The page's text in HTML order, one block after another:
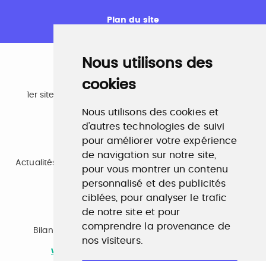
Nous utilisons des
cookies
Nous utilisons des cookies et
d'autres technologies de suivi
pour améliorer votre expérience
de navigation sur notre site,
pour vous montrer un contenu
personnalisé et des publicités
ciblées, pour analyser le trafic
de notre site et pour
comprendre la provenance de
nos visiteurs.
Plan du site
Emploi
1er site emploi du secteur culturel 784.000 visites et
www.profilculture.com
Formation
Actualités, guide et annuaire des formations aux métiers
de la culture.
www.profilculture-formation.com
Accompagnement professionnel
Bilan de compétences, coaching, techniques de
recherche d'emploi, entretien conseil.
www.profilculture-competences.com